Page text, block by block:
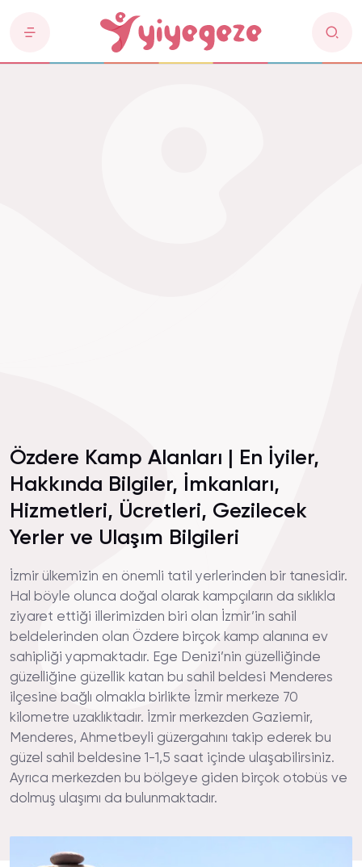
Özdere Kamp Alanları | En İyiler,
Hakkında Bilgiler, İmkanları,
Hizmetleri, Ücretleri, Gezilecek
Yerler ve Ulaşım Bilgileri
İzmir ülkemizin en önemli tatil yerlerinden bir tanesidir.
Hal böyle olunca doğal olarak kampçıların da sıklıkla
ziyaret ettiği illerimizden biri olan İzmir’in sahil
beldelerinden olan Özdere birçok kamp alanına ev
sahipliği yapmaktadır. Ege Denizi’nin güzelliğinde
güzelliğine güzellik katan bu sahil beldesi Menderes
ilçesine bağlı olmakla birlikte İzmir merkeze 70
kilometre uzaklıktadır. İzmir merkezden Gaziemir,
Menderes, Ahmetbeyli güzergahını takip ederek bu
güzel sahil beldesine 1-1,5 saat içinde ulaşabilirsiniz.
Ayrıca merkezden bu bölgeye giden birçok otobüs ve
dolmuş ulaşımı da bulunmaktadır.